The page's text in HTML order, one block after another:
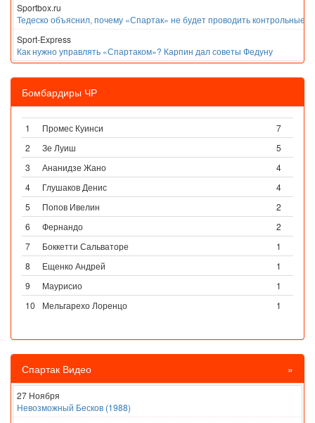
Sportbox.ru
Тедеско объяснил, почему «Спартак» не будет проводить контрольные
Sport-Express
Как нужно управлять «Спартаком»? Карпин дал советы Федуну
Бомбардиры ЧР
1 Промес Куинси
7
2
Зе Луиш
5
3
Ананидзе Жано
4
4
Глушаков Денис
4
5
Попов Ивелин
2
6
Фернандо
2
7
Боккетти Сальваторе
1
8
Ещенко Андрей
1
9
Маурисио
1
10
Мельгарехо Лоренцо 1
Спартак Видео »
27 Ноября
Невозможный Бесков (1988)